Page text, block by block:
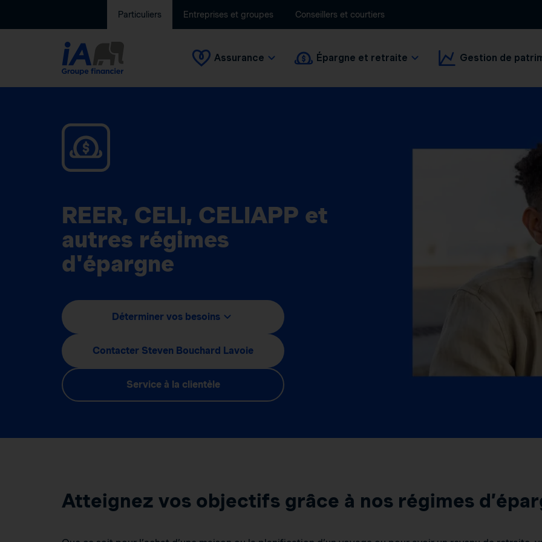
Particuliers Entreprises et groupes Conseillers et courtiers
Assurance Épargne et retraite Gestion de
REER, CELI, CELIAPP et
autres régimes
d'épargne
Déterminer vos besoins
Contacter Steven Bouchard Lavoie
Service à la clientèle
Atteignez vos objectifs grâce à nos régimes